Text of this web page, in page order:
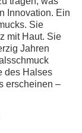
Innovation. Ein
Sie
mit Haut. Sie
Jahren
des Halses
erscheinen –